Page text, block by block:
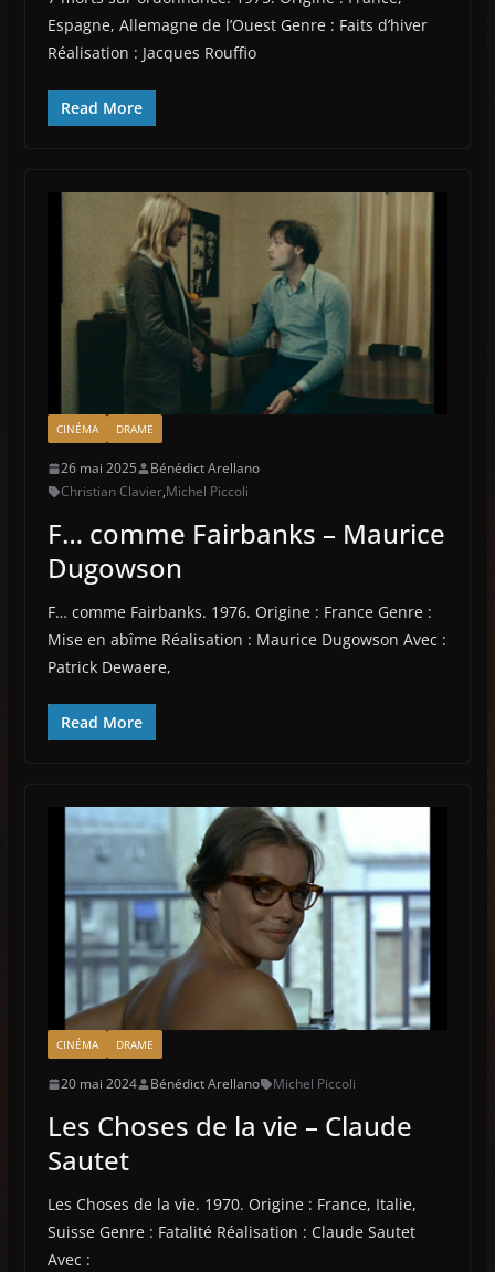
Espagne, Allemagne de l’Ouest Genre : Faits d’hiver
Réalisation : Jacques Rouffio
Read More
CINÉMA DRAME
26 mai 2025
Bénédict Arellano
Christian Clavier,Michel Piccoli
F… comme Fairbanks – Maurice
Dugowson
F… comme Fairbanks. 1976. Origine : France Genre :
Mise en abîme Réalisation : Maurice Dugowson Avec :
Patrick Dewaere,
Read More
CINÉMA DRAME
20 mai 2024 Bénédict Arellano Michel Piccoli
Les Choses de la vie – Claude
Sautet
Les Choses de la vie. 1970. Origine : France, Italie,
Suisse Genre : Fatalité Réalisation : Claude Sautet
Avec :